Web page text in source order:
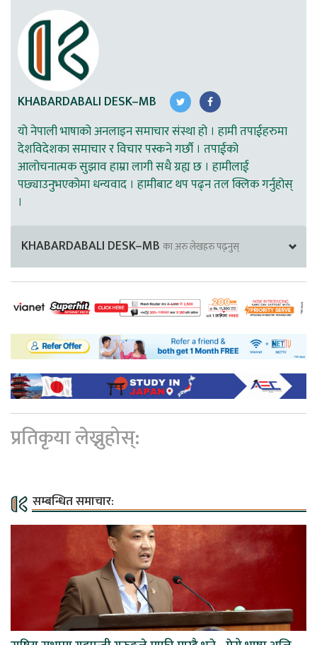
KHABARDABALI DESK–MB
यो नेपाली भाषाको अनलाइन समाचार संस्था हो । हामी तपाईहरुमा
देशविदेशका समाचार र विचार पस्कने गर्छौ । तपाईको
आलोचनात्मक सुझाव हाम्रा लागी सधै ग्रह्य छ । हामीलाई
पछ्याउनुभएकोमा धन्यवाद । हामीबाट थप पढ्न तल क्लिक गर्नुहोस्
।
KHABARDABALI DESK–MB का अरु लेखहरु पढ्नुस्
प्रतिकृया लेख्नुहोस्:
सम्बन्धित समाचार: